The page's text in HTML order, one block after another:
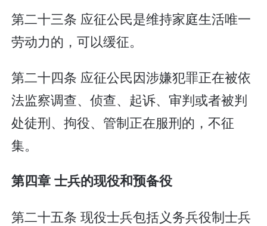
第二十三条 应征公民是维持家庭生活唯一
劳动力的，可以缓征。
第二十四条 应征公民因涉嫌犯罪正在被依
法监察调查、侦查、起诉、审判或者被判
处徒刑、拘役、管制正在服刑的，不征
集。
第四章 士兵的现役和预备役
第二十五条 现役士兵包括义务兵役制士兵